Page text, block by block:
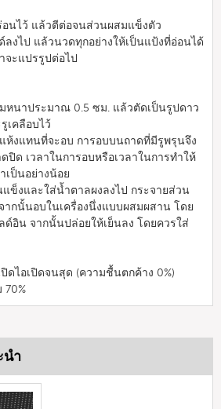
นไว้ แล้วตีต่อจนส่วนผสมแข็งตัว
งไป แล้วนวดทุกอย่างให้เป็นแป้งที่อ่อนได้
จะแปรรูปต่อไป
หนาประมาณ 0.5 ซม. แล้วตัดเป็นรูปดาว
เคลือบไว้
ห้งแทนที่จะอบ การอบบนถาดที่มีรูพรุนจึง
ปิด เวลาในการอบหรือเวลาในการทำให้
เป็นอย่างน้อย
ข็งและใส่น้ำตาลผงลงไป กระจายส่วน
ากนั้นอบในเครื่องนึ่งแบบผสมผสาน โดย
ด์อิน จากนั้นปล่อยให้เย็นลง โดยควรใส่
ดไอเปิดจนสุด (ความชื้นตกค้าง 0%)
70%
นำ